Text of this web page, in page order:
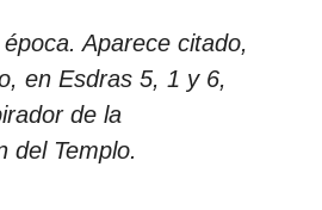
Aparece citado,
en Esdras 5, 1 y 6,
de la
del Templo.